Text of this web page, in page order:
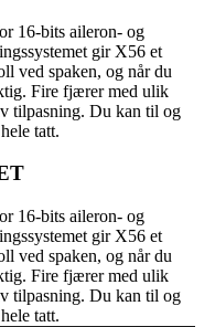
16-bits aileron- og
gir X56 et
ved spaken, og når du
Fire fjærer med ulik
tilpasning. Du kan til og
tatt.
16-bits aileron- og
gir X56 et
ved spaken, og når du
Fire fjærer med ulik
tilpasning. Du kan til og
tatt.